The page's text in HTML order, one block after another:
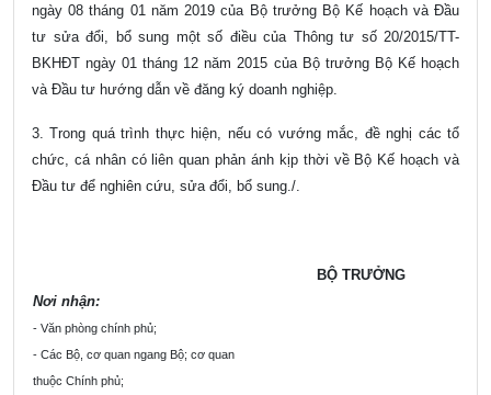
ngày 08 tháng 01 năm 2019 của Bộ trưởng Bộ Kế hoạch và Đầu
tư sửa đổi, bổ sung một số điều của Thông tư số 20/2015/TT-
BKHĐT ngày 01 tháng 12 năm 2015 của Bộ trưởng Bộ Kế hoạch
và Đầu tư hướng dẫn về đăng ký doanh nghiệp.
3. Trong quá trình thực hiện, nếu có vướng mắc, đề nghị các tổ
chức, cá nhân có liên quan phản ánh kịp thời về Bộ Kế hoạch và
Đầu tư để nghiên cứu, sửa đổi, bổ sung./.
Nơi nhận:
- Văn phòng chính phủ;
- Các Bộ, cơ quan ngang Bộ; cơ quan
thuộc Chính phủ;
BỘ TRƯỞNG